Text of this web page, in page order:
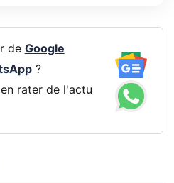
de Google
?
rater de l'actu